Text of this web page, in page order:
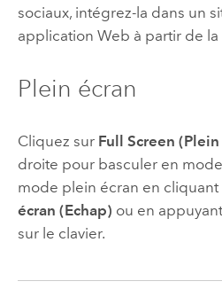
sociaux, intégrez-la dans un
application Web à partir de la
Plein écran
Cliquez sur Full Screen
droite pour basculer en
mode plein écran en cliquant
écran (Echap) ou en
sur le clavier.